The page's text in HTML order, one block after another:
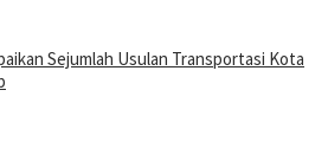
Sejumlah Usulan Transportasi Kota